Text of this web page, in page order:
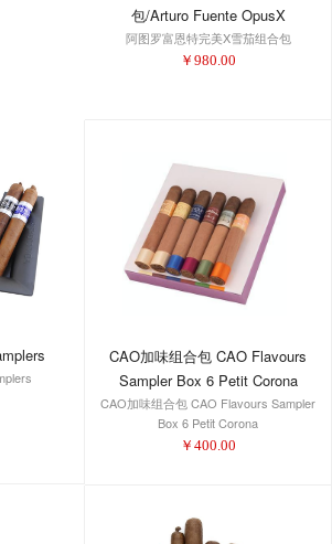
包/Arturo Fuente OpusX
Perfecxion X Tin 3-PK
阿图罗富恩特完美X雪茄组合包
￥ 980.00
CAO加味组合包 CAO Flavours
Sampler Box 6 Petit Corona
CAO加味组合包 CAO Flavours Sampler
Box 6 Petit Corona
￥ 400.00